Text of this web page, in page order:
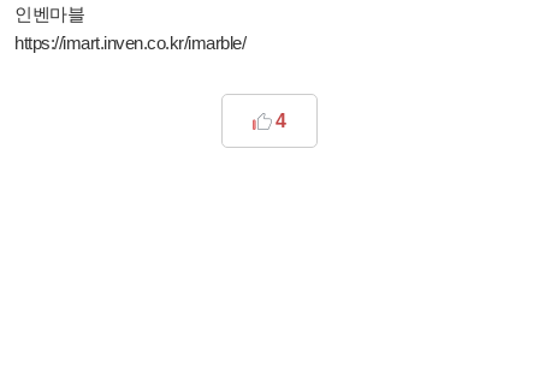
인벤마블
https://imart.inven.co.kr/imarble/
4